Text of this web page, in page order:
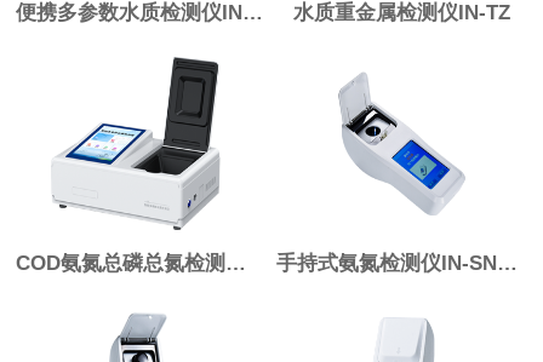
便携多参数水质检测仪IN-B100 水质重金属检测仪IN-TZ
COD氨氮总磷总氮检测仪IN-T04 手持式氨氮检测仪IN-SNH-2